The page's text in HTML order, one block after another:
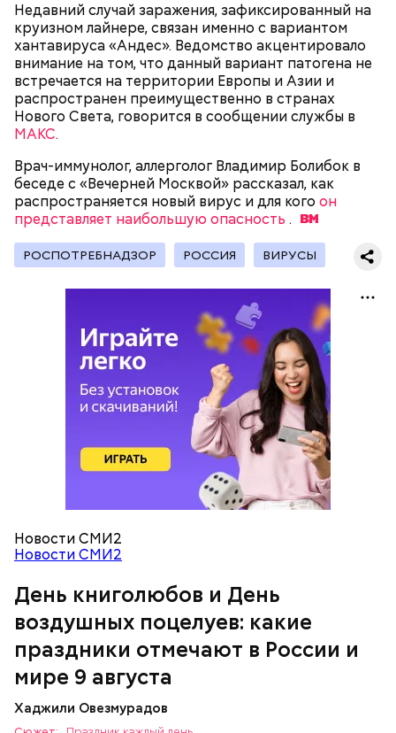
Недавний случай заражения, зафиксированный на
круизном лайнере, связан именно с вариантом
хантавируса «Андес». Ведомство акцентировало
внимание на том, что данный вариант патогена не
встречается на территории Европы и Азии и
распространен преимущественно в странах
Нового Света, говорится в сообщении службы в
МАКС.
Врач-иммунолог, аллерголог Владимир Болибок в
беседе с «Вечерней Москвой» рассказал, как
распространяется новый вирус и для кого он
представляет наибольшую опасность .
РОСПОТРЕБНАДЗОР РОССИЯ ВИРУСЫ
Новости СМИ2
Новости СМИ2
День книголюбов и День
воздушных поцелуев: какие
праздники отмечают в России и
мире 9 августа
Хаджили Овезмурадов
День воздушных поцелуев
День воздушных поцелуев отмечается с 1983 года.
В некоторых молодежных заведениях европейских
стран в этот праздник устраиваются
тематические вечеринки и флешмобы. Кроме того,
воздушный поцелуй близкому человеку через
социальные сети и мессенджеры.
День «Счастье случается»
День «Счастье случается» был инициирован
Тайным обществом счастливых людей, чтобы
напомнить людям, что счастье на самом деле
кроется в мелочах. Отпраздновать этот день
можно, поделившись с другими людьми
счастливыми моментами из своей жизни.